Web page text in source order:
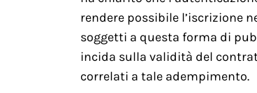
rendere possibile l’iscrizione
soggetti a questa forma di
incida sulla validità del
correlati a tale adempimento.